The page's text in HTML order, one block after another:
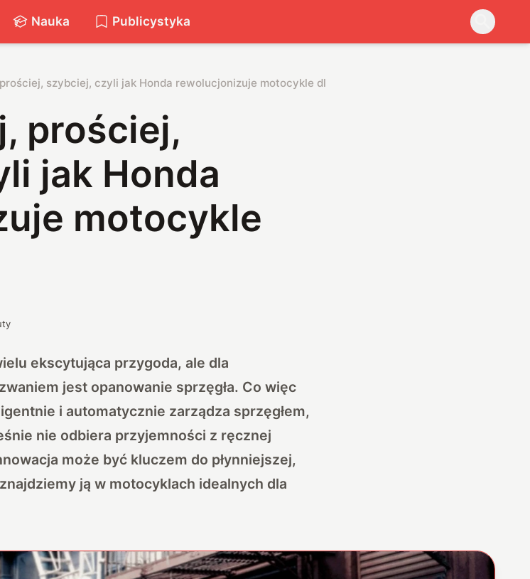
Nauka Publicystyka
szybciej, czyli jak Honda rewolucjonizuje motocykle dla mas
prościej,
jak Honda
motocykle
ekscytująca przygoda, ale dla
jest opanowanie sprzęgła. Co więc
i automatycznie zarządza sprzęgłem,
nie odbiera przyjemności z ręcznej
może być kluczem do płynniejszej,
ją w motocyklach idealnych dla